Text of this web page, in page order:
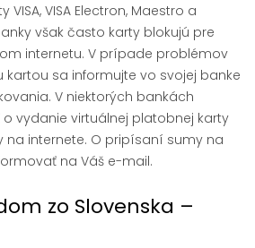
VISA Electron, Maestro a
však často karty blokujú pre
internetu. V prípade problémov
sa informujte vo svojej banke
V niektorých bankách
vydanie virtuálnej platobnej karty
na internete. O pripísaní sumy na
na Váš e-mail.
zo Slovenska –